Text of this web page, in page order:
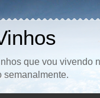
que vou vivendo
semanalmente.